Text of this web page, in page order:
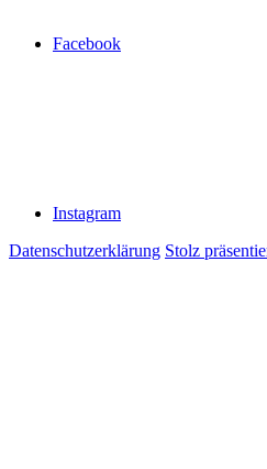
Facebook
Instagram
Datenschutzerklärung Stolz